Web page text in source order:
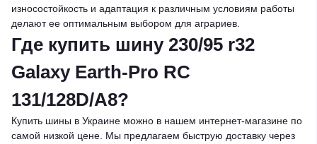
износостойкость и адаптация к различным условиям работы
делают ее оптимальным выбором для аграриев.
Где купить шину 230/95 r32
Galaxy Earth-Pro RC
131/128D/A8?
Купить шины в Украине можно в нашем интернет-магазине по
самой низкой цене. Мы предлагаем быструю доставку через